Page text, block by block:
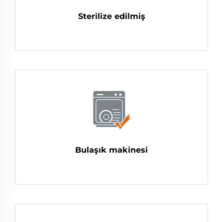
Sterilize edilmiş
Bulaşık makinesi